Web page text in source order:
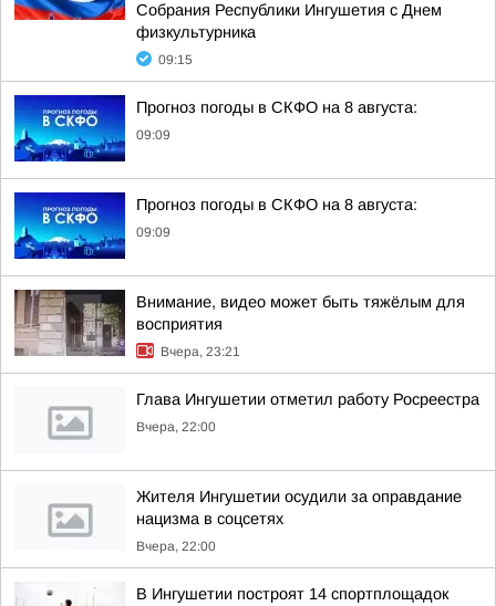
Собрания Республики Ингушетия с Днем
физкультурника
09:15
Прогноз погоды в СКФО на 8 августа:
09:09
Прогноз погоды в СКФО на 8 августа:
09:09
Внимание, видео может быть тяжёлым для
восприятия
Вчера, 23:21
Глава Ингушетии отметил работу Росреестра
Вчера, 22:00
Жителя Ингушетии осудили за оправдание
нацизма в соцсетях
Вчера, 22:00
В Ингушетии построят 14 спортплощадок